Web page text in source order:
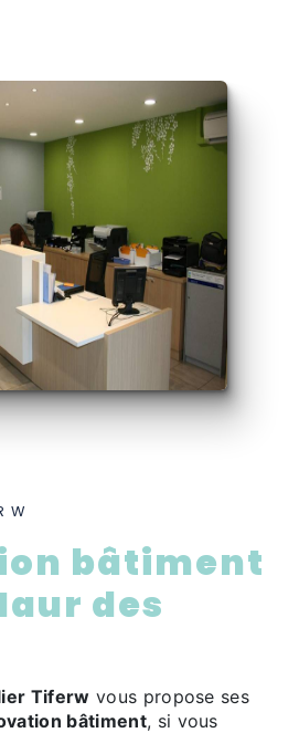
des
Tiferw vous propose ses
bâtiment, si vous